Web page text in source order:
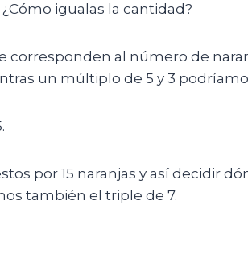
igualas la cantidad?
al número de
un múltiplo de 5 y 3
por 15 naranjas y así decidir
también el triple de 7.